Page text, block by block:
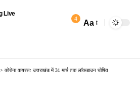
Live
4 Aa
> कोरोना वायरसः उत्तराखंड में 31 मार्च तक लॉकडाउन घोषित